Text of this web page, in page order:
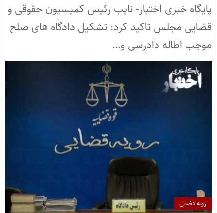
پایگاه خبری اختبار- نایب رئیس کمیسیون حقوقی و
قضایی مجلس تاکید کرد: تشکیل دادگاه های صلح
موجب اطاله دادرسی و…
رویه قضایی